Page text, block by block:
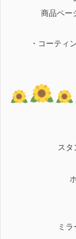
商品ペー
・コーティ
スタ
ミ